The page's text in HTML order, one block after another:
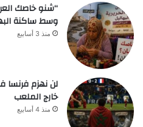
“شنو خاصك
وسط ساكنة
منذ 3 أسابيع
لن نهزم فرنسا
خارج الملعب
منذ 4 أسابيع